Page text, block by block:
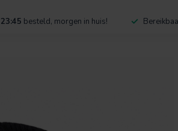
23:45 besteld, morgen in huis!